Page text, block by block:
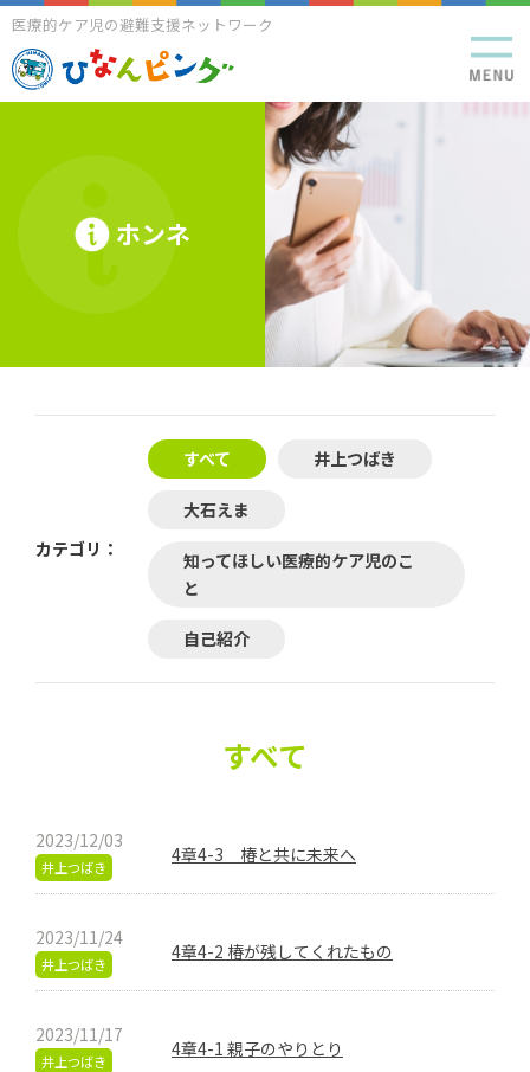
医療的ケア児の避難支援ネットワーク
ホンネ
カテゴリ：
すべて 井上つばき
大石えま
知ってほしい医療的ケア児のこ
と
自己紹介
すべて
2023/12/03
井上つばき
4章4-3 椿と共に未来へ
2023/11/24
井上つばき
4章4-2 椿が残してくれたもの
2023/11/17
井上つばき
4章4-1 親子のやりとり